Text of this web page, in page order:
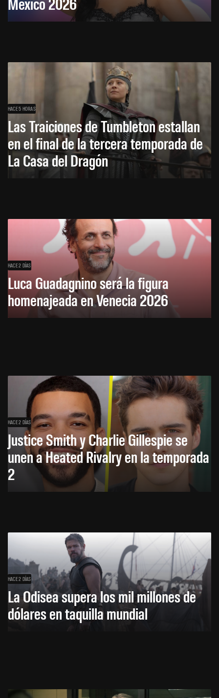
HACE 5 HORAS
Las Traiciones de Tumbleton estallan
en el final de la tercera temporada de
La Casa del Dragón
HACE 2 DÍAS
Luca Guadagnino será la figura
homenajeada en Venecia 2026
HACE 2 DÍAS
Justice Smith y Charlie Gillespie se
unen a Heated Rivalry en la temporada
2
HACE 2 DÍAS
La Odisea supera los mil millones de
dólares en taquilla mundial